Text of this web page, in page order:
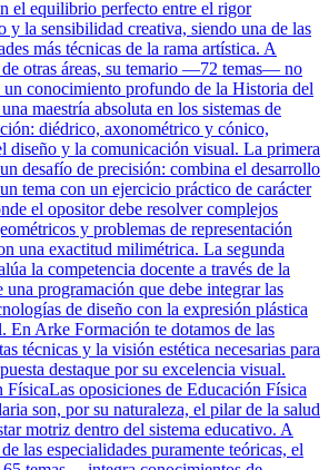
el equilibrio perfecto entre el rigor
y la sensibilidad creativa, siendo una de las
más técnicas de la rama artística. A
otras áreas, su temario —72 temas— no
un conocimiento profundo de la Historia del
maestría absoluta en los sistemas de
diédrico, axonométrico y cónico,
diseño y la comunicación visual. La primera
desafío de precisión: combina el desarrollo
tema con un ejercicio práctico de carácter
el opositor debe resolver complejos
y problemas de representación
una exactitud milimétrica. La segunda
la competencia docente a través de la
una programación que debe integrar las
de diseño con la expresión plástica
En Arke Formación te dotamos de las
técnicas y la visión estética necesarias para
destaque por su excelencia visual.
FísicaLas oposiciones de Educación Física
son, por su naturaleza, el pilar de la salud
motriz dentro del sistema educativo. A
las especialidades puramente teóricas, el